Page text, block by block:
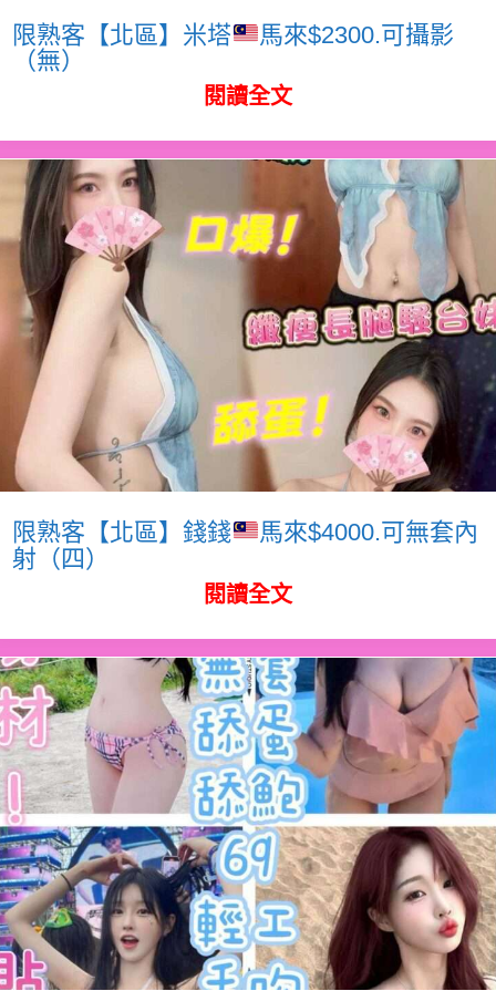
限熟客【北區】米塔
馬來$2300.可攝影
（無）
閱讀全文
限熟客【北區】錢錢
馬來$4000.可無套內
射（四）
閱讀全文